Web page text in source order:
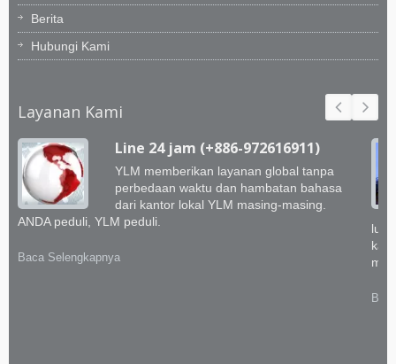
Berita
Hubungi Kami
Layanan Kami
Line 24 jam (+886-972616911)
YLM memberikan layanan global tanpa
perbedaan waktu dan hambatan bahasa
dari kantor lokal YLM masing-masing.
ANDA peduli, YLM peduli.
Baca Selengkapnya